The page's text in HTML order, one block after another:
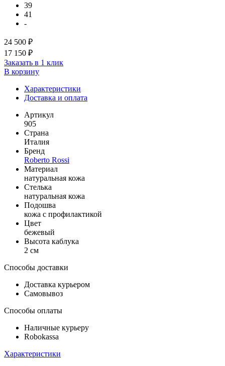
39
41
-
24 500 ₽
17 150 ₽
Заказать в 1 клик
В корзину
Характеристики
Доставка и оплата
Артикул
905
Страна
Италия
Бренд
Roberto Rossi
Материал
натуральная кожа
Стелька
натуральная кожа
Подошва
кожа с профилактикой
Цвет
бежевый
Высота каблука
2 см
Способы доставки
Доставка курьером
Самовывоз
Способы оплаты
Наличные курьеру
Robokassa
Характеристики